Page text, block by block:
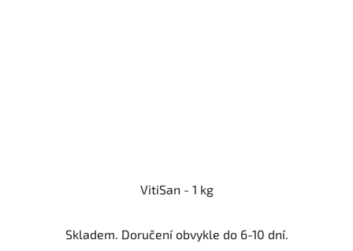
VitiSan - 1 kg
Skladem. Doručení obvykle do 6-10 dní.